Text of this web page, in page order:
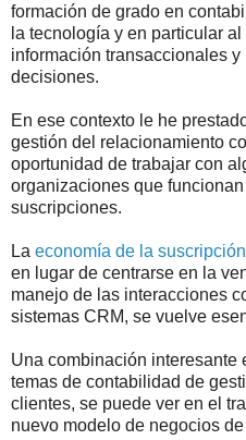
formación de grado en
la tecnología y en particular
información transaccionales
decisiones.
En ese contexto le he
gestión del relacionamiento
oportunidad de trabajar con
organizaciones que
suscripciones.
La economía de la suscripción
en lugar de centrarse en la
manejo de las interacciones
sistemas CRM, se vuelve
Una combinación interesante
temas de contabilidad de
clientes, se puede ver en el
nuevo modelo de negocios